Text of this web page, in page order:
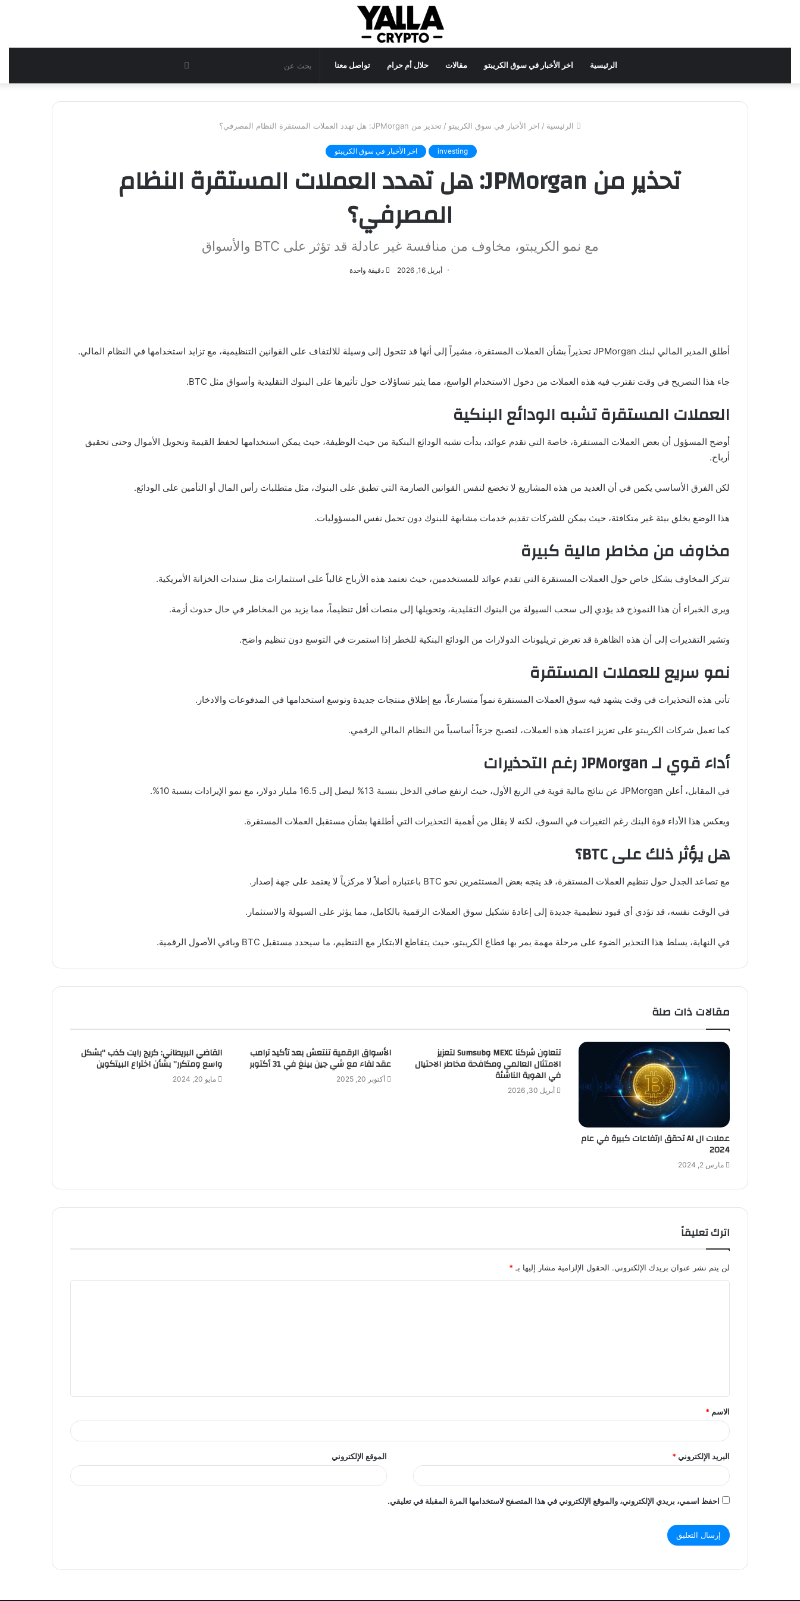
الرئيسية اخر الأخبار في سوق الكريبتو مقالات حلال أم حرام تواصل معنا
عن
الرئيسية / اخر الأخبار في سوق الكريبتو / تحذير من JPMorgan: هل تهدد العملات المستقرة النظام المصرفي؟
investing اخر الأخبار في سوق الكريبتو
تحذير من JPMorgan: هل تهدد العملات المستقرة النظام
المصرفي؟
مع نمو الكريبتو، مخاوف من منافسة غير عادلة قد تؤثر على BTC والأسواق
أبريل 16, 2026 دقيقة واحدة
أطلق المدير المالي لبنك JPMorgan تحذيراً بشأن العملات المستقرة، مشيراً إلى أنها قد تتحول إلى وسيلة للالتفاف على القوانين التنظيمية، مع تزايد استخدامها في النظام المالي.
جاء هذا التصريح في وقت تقترب فيه هذه العملات من دخول الاستخدام الواسع، مما يثير تساؤلات حول تأثيرها على البنوك التقليدية وأسواق مثل BTC.
العملات المستقرة تشبه الودائع البنكية
أوضح المسؤول أن بعض العملات المستقرة، خاصة التي تقدم عوائد، بدأت تشبه الودائع البنكية من حيث الوظيفة، حيث يمكن استخدامها لحفظ القيمة وتحويل الأموال وحتى تحقيق
أرباح.
لكن الفرق الأساسي يكمن في أن العديد من هذه المشاريع لا تخضع لنفس القوانين الصارمة التي تطبق على البنوك، مثل متطلبات رأس المال أو التأمين على الودائع.
هذا الوضع يخلق بيئة غير متكافئة، حيث يمكن للشركات تقديم خدمات مشابهة للبنوك دون تحمل نفس المسؤوليات.
مخاوف من مخاطر مالية كبيرة
تتركز المخاوف بشكل خاص حول العملات المستقرة التي تقدم عوائد للمستخدمين، حيث تعتمد هذه الأرباح غالباً على استثمارات مثل سندات الخزانة الأمريكية.
ويرى الخبراء أن هذا النموذج قد يؤدي إلى سحب السيولة من البنوك التقليدية، وتحويلها إلى منصات أقل تنظيماً، مما يزيد من المخاطر في حال حدوث أزمة.
وتشير التقديرات إلى أن هذه الظاهرة قد تعرض تريليونات الدولارات من الودائع البنكية للخطر إذا استمرت في التوسع دون تنظيم واضح.
نمو سريع للعملات المستقرة
تأتي هذه التحذيرات في وقت يشهد فيه سوق العملات المستقرة نمواً متسارعاً، مع إطلاق منتجات جديدة وتوسع استخدامها في المدفوعات والادخار.
كما تعمل شركات الكريبتو على تعزيز اعتماد هذه العملات، لتصبح جزءاً أساسياً من النظام المالي الرقمي.
أداء قوي لـ JPMorgan رغم التحذيرات
في المقابل، أعلن JPMorgan عن نتائج مالية قوية في الربع الأول، حيث ارتفع صافي الدخل بنسبة 13% ليصل إلى 16.5 مليار دولار، مع نمو الإيرادات بنسبة 10%.
ويعكس هذا الأداء قوة البنك رغم التغيرات في السوق، لكنه لا يقلل من أهمية التحذيرات التي أطلقها بشأن مستقبل العملات المستقرة.
هل يؤثر ذلك على BTC؟
مع تصاعد الجدل حول تنظيم العملات المستقرة، قد يتجه بعض المستثمرين نحو BTC باعتباره أصلاً لا مركزياً لا يعتمد على جهة إصدار.
في الوقت نفسه، قد تؤدي أي قيود تنظيمية جديدة إلى إعادة تشكيل سوق العملات الرقمية بالكامل، مما يؤثر على السيولة والاستثمار.
في النهاية، يسلط هذا التحذير الضوء على مرحلة مهمة يمر بها قطاع الكريبتو، حيث يتقاطع الابتكار مع التنظيم، ما سيحدد مستقبل BTC وباقي الأصول الرقمية.
مقالات ذات صلة
عملات ال AI تحقق ارتفاعات كبيرة في عام
2024
مارس 2, 2024
تتعاون شركتا MEXC وSumsub لتعزيز
الامتثال العالمي ومكافحة مخاطر الاحتيال
في الهوية الناشئة
أبريل 30, 2026
الأسواق الرقمية تنتعش بعد تأكيد ترامب
عقد لقاء مع شي جين بينغ في 31 أكتوبر
أكتوبر 20, 2025
القاضي البريطاني: كريج رايت كذب “بشكل
واسع ومتكرر” بشأن اختراع البيتكوين
مايو 20, 2024
اترك تعليقاً
لن يتم نشر عنوان بريدك الإلكتروني. الحقول الإلزامية مشار إليها بـ *
ق
*
الاسم *
البريد الإلكتروني* الموقع الإلكتروني
احفظ اسمي، بريدي الإلكتروني، والموقع الإلكتروني في هذا المتصفح لاستخدامها المرة المقبلة في تعليقي.